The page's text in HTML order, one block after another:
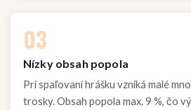
03
Nízky obsah popola
Pri spaľovaní hrášku vzniká malé
trosky. Obsah popola max. 9 %, čo